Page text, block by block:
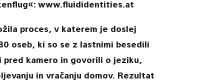
www.fluididentities.at
proces, v katerem je doslej
oseb, ki so se z lastnimi besedili
pred kamero in govorili o jeziku,
in vračanju domov. Rezultat